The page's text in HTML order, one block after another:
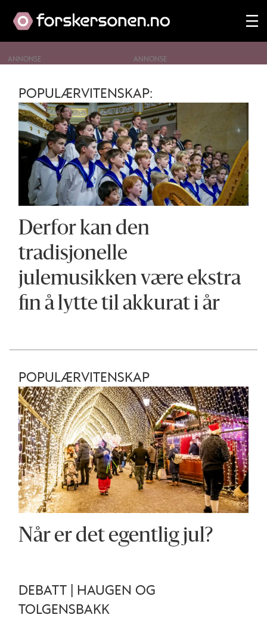
Tag:
jul
ANNONSE
POPULÆRVITENSKAP:
Derfor kan den
tradisjonelle
julemusikken være ekstra
fin å lytte til akkurat i år
POPULÆRVITENSKAP
Når er det egentlig jul?
DEBATT | HAUGEN OG
TOLGENSBAKK